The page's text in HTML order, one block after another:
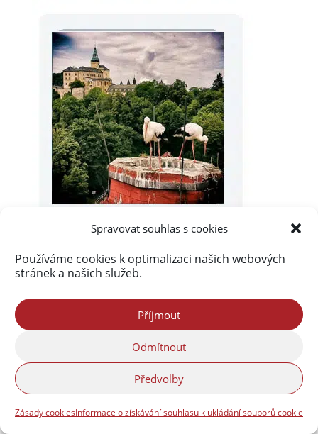
Spravovat souhlas s cookies
Používáme cookies k optimalizaci našich webových
stránek a našich služeb.
Příjmout
Odmítnout
Předvolby
Zásady cookiesInformace o získávání souhlasu k ukládání souborů cookie